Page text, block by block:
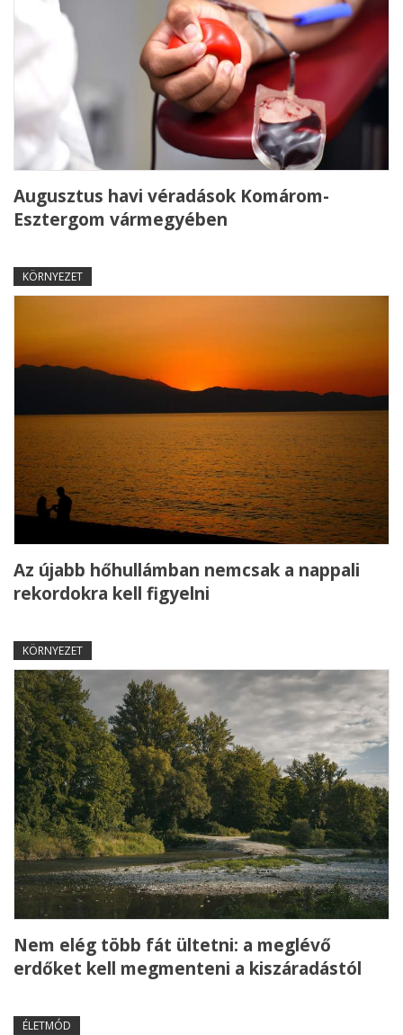
Augusztus havi véradások Komárom-
Esztergom vármegyében
KÖRNYEZET
Az újabb hőhullámban nemcsak a nappali
rekordokra kell figyelni
KÖRNYEZET
Nem elég több fát ültetni: a meglévő
erdőket kell megmenteni a kiszáradástól
ÉLETMÓD